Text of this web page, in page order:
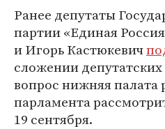
Ранее депутаты
партии «Единая
и Игорь Кастюкевич
сложении
вопрос нижняя палата
парламента
19 сентября.